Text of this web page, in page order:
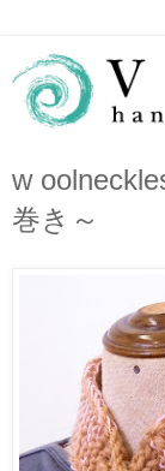
w
巻き～